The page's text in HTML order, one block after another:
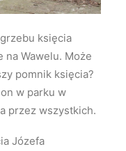
księcia
Wawelu. Może
pomnik księcia?
w parku w
przez wszystkich.
Józefa